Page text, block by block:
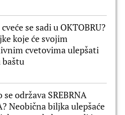
se sadi u OKTOBRU?
koje će svojim
cvetovima ulepšati
baštu
se održava SREBRNA
Neobična biljka ulepšaće